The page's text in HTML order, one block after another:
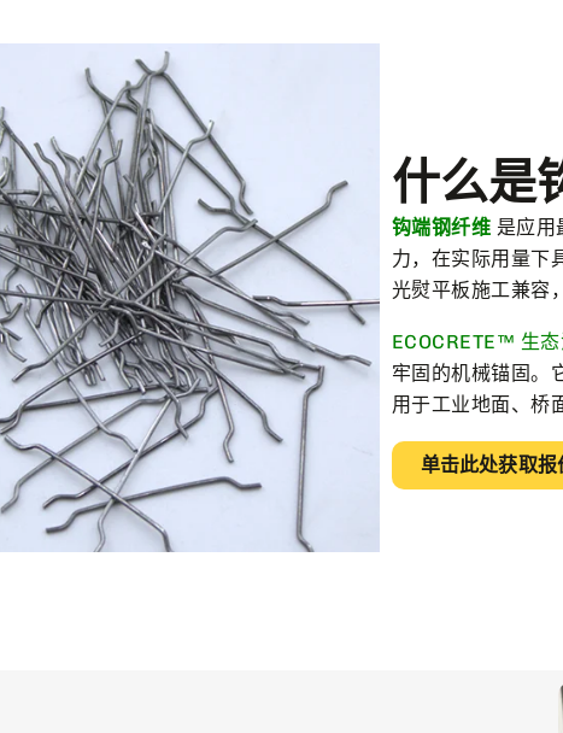
什么是
钩端钢纤维 是应用
力，在实际用量下
光熨平板施工兼容
ECOCRETE™ 生
牢固的机械锚固。
用于工业地面、桥
单击此处获取报